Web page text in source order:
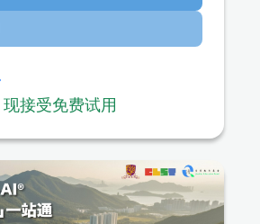
现接受免费试用